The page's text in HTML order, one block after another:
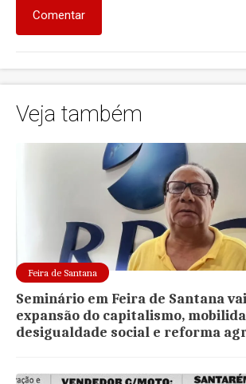
Comentar
Veja também
Feira de Santana
Seminário em Feira de Santana
expansão do capitalismo,
desigualdade social e reforma